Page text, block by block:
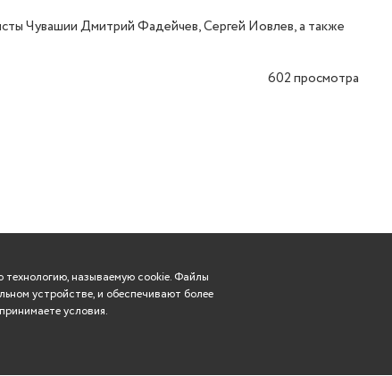
Чувашии Дмитрий Фадейчев, Сергей Иовлев, а также
602просмотра
называемую cookie. Файлы
устройстве, и обеспечивают более
условия.